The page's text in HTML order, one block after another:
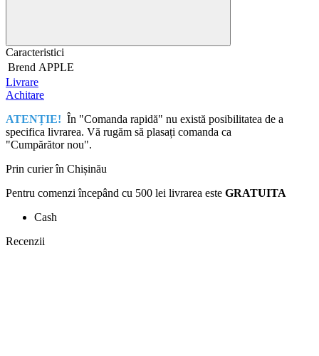
Caracteristici
Brend APPLE
Livrare
Achitare
ATENȚIE! În "Comanda rapidă" nu există posibilitatea de a
specifica livrarea. Vă rugăm să plasați comanda ca
"Cumpărător nou".
Prin curier în Chișinău
Pentru comenzi începând cu 500 lei livrarea este GRATUITA
Cash
Recenzii